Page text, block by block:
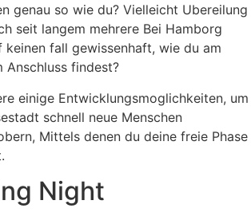
genau so wie du? Vielleicht Ubereilung
seit langem mehrere Bei Hamborg
keinen fall gewissenhaft, wie du am
Anschluss findest?
einige Entwicklungsmoglichkeiten, um
schnell neue Menschen
Mittels denen du deine freie Phase
Night